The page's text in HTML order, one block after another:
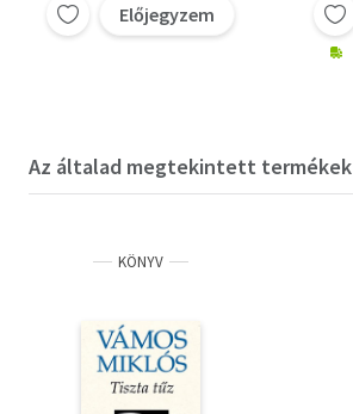
Előjegyzem
Az általad megtekintett termékek
KÖNYV